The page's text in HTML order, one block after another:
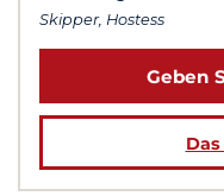
Skipper, Hostess
Geben